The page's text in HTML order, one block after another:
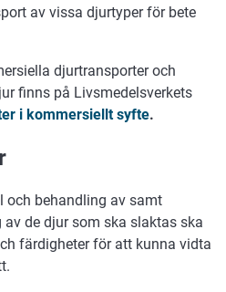
av vissa djurtyper för bete
djurtransporter och
finns på Livsmedelsverkets
i kommersiellt syfte.
och behandling av samt
de djur som ska slaktas ska
färdigheter för att kunna vidta